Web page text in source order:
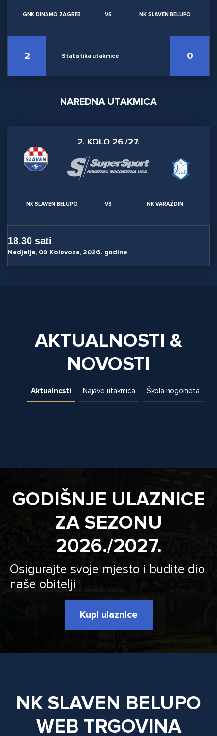
GNK DINAMO ZAGREB VS NK SLAVEN BELUPO
2 Statistika utakmice 0
NAREDNA UTAKMICA
2. KOLO 26./27.
NK SLAVEN BELUPO VS NK VARAŽDIN
18.30 sati
Nedjelja, 09 Kolovoza, 2026. godine
AKTUALNOSTI &
NOVOSTI
Aktualnosti Najave utakmica Škola nogometa
GODIŠNJE ULAZNICE
ZA SEZONU
2026./2027.
Osigurajte svoje mjesto i budite dio
naše obitelji
Kupi ulaznice
NK SLAVEN BELUPO
WEB TRGOVINA